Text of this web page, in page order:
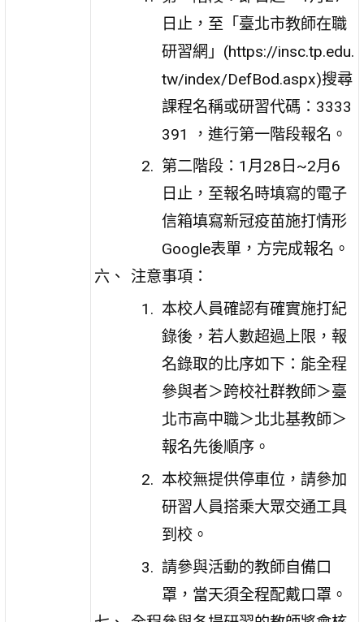
日止，至「臺北市教師在職
研習網」(https://insc.tp.edu.
tw/index/DefBod.aspx)搜尋
課程名稱或研習代碼：3333
391 ，進行第一階段報名。
第二階段：1月28日~2月6
日止，至報名時填寫的電子
信箱填寫新冠疫苗施打情形
Google表單，方完成報名。
注意事項：
本校人員確認有確實施打紀
錄後，若人數超過上限，報
名錄取的比序如下：能全程
參與者＞跨校社群教師＞臺
北市高中職＞北北基教師＞
報名先後順序。
本校無提供停車位，請參加
研習人員搭乘大眾交通工具
到校。
請參與活動的教師自備口
罩，當天須全程配戴口罩。